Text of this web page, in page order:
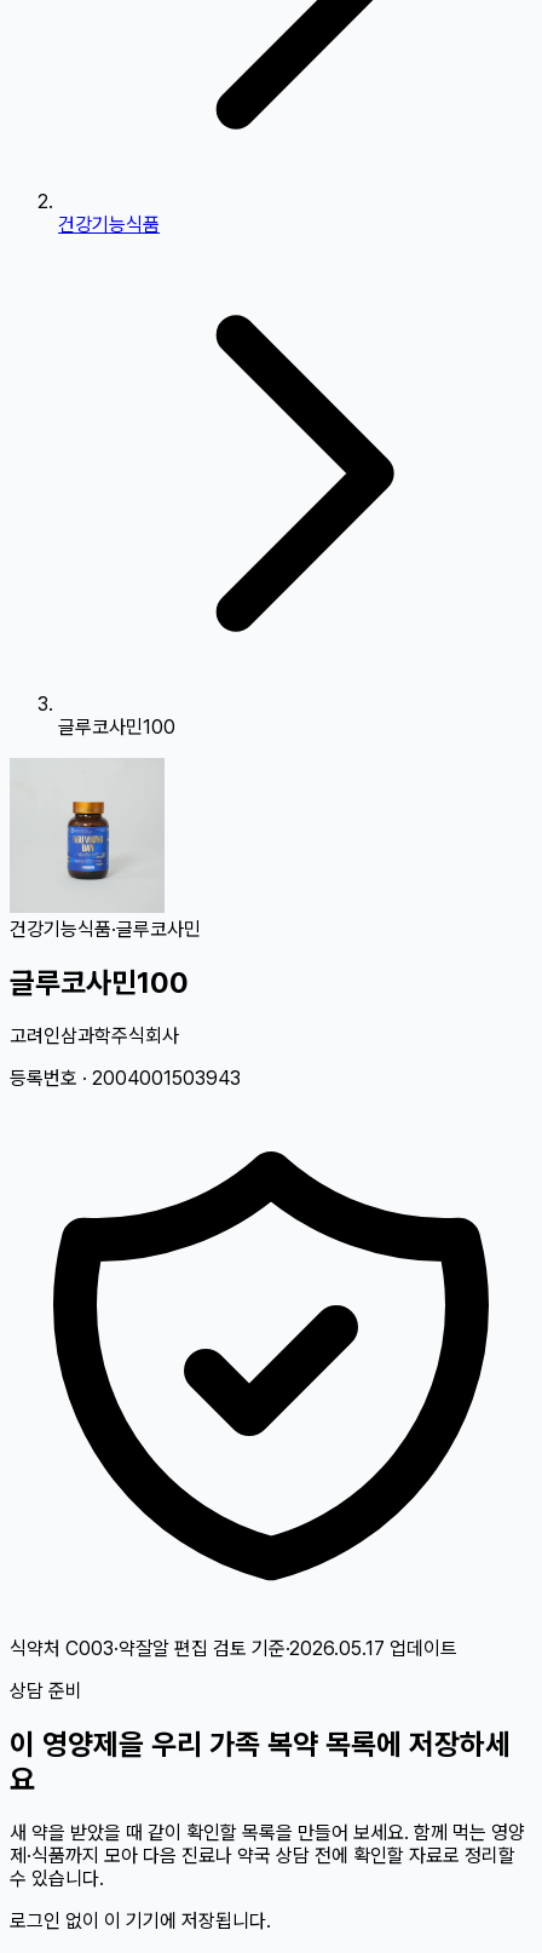
건강기능식품
글루코사민100
건강기능식품·글루코사민
글루코사민100
고려인삼과학주식회사
등록번호 · 2004001503943
식약처 C003·약잘알 편집 검토 기준·2026.05.17 업데이트
상담 준비
이 영양제 을 우리 가족 복약 목록에 저장하세
요
새 약을 받았을 때 같이 확인할 목록을 만들어 보세요. 함께 먹는 영양
제·식품까지 모아 다음 진료나 약국 상담 전에 확인할 자료로 정리할
수 있습니다.
로그인 없이 이 기기에 저장됩니다.